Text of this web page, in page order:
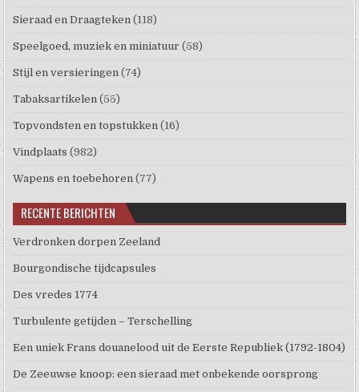
Sieraad en Draagteken (118)
Speelgoed, muziek en miniatuur (58)
Stijl en versieringen (74)
Tabaksartikelen (55)
Topvondsten en topstukken (16)
Vindplaats (982)
Wapens en toebehoren (77)
RECENTE BERICHTEN
Verdronken dorpen Zeeland
Bourgondische tijdcapsules
Des vredes 1774
Turbulente getijden – Terschelling
Een uniek Frans douanelood uit de Eerste Republiek (1792-1804)
De Zeeuwse knoop: een sieraad met onbekende oorsprong